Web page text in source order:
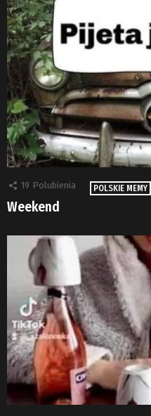
19 Polubienia POLSKIE MEMY
Weekend